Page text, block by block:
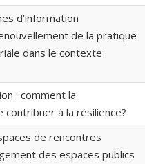
d’information
de la pratique
dans le contexte
: comment la
à la résilience?
de rencontres
des espaces publics